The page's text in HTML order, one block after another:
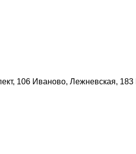
106 Иваново, Лежневская, 183